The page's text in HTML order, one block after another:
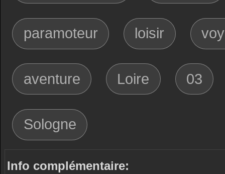
paramoteur loisir
aventure Loire 03
Sologne
Info complémentaire: